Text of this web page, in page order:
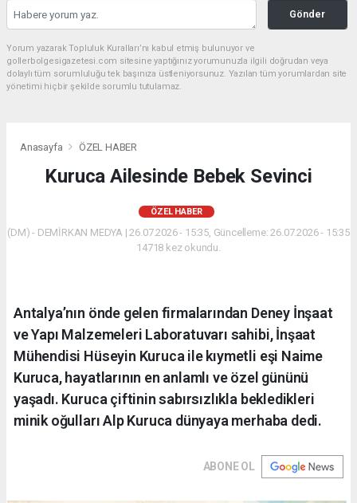
Gönder
Yorum yazarak Topluluk Kuralları’nı kabul etmiş bulunuyor ve
gollerbolgesigazetesi.com sitesine yaptığınız yorumunuzla ilgili doğrudan veya
dolaylı tüm sorumluluğu tek başınıza üstleniyorsunuz. Yazılan tüm yorumlardan site
yönetimi hiçbir şekilde sorumlu tutulamaz.
Anasayfa ÖZEL HABER
Kuruca Ailesinde Bebek Sevinci
ÖZEL HABER
(DM) - DEMİRKAN MEDYA | 26.07.2026 - 15:35, Güncelleme: 26.07.2026 - 15:35
14718 kez okundu.
Antalya’nın önde gelen firmalarından Deney İnşaat
ve Yapı Malzemeleri Laboratuvarı sahibi, İnşaat
Mühendisi Hüseyin Kuruca ile kıymetli eşi Naime
Kuruca, hayatlarının en anlamlı ve özel gününü
yaşadı. Kuruca çiftinin sabırsızlıkla bekledikleri
minik oğulları Alp Kuruca dünyaya merhaba dedi.
ABONE OL